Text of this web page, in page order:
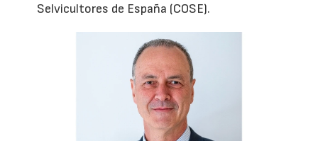
Selvicultores de España (COSE).